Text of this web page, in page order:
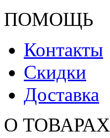
ПОМОЩЬ
Контакты
Скидки
Доставка
О ТОВАРАХ